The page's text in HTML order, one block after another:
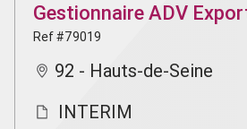
Gestionnaire ADV
Ref #79019
92 - Hauts-de-Seine
INTERIM